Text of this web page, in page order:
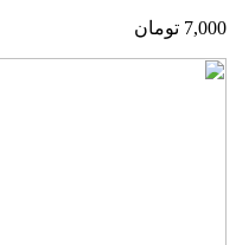
7,000 تومان